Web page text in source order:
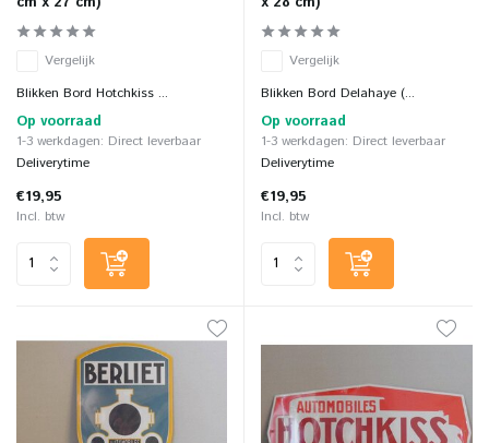
Vergelijk
Blikken Bord Hotchkiss ...
Op voorraad
1-3 werkdagen: Direct leverbaar
Deliverytime
€19,95
Incl. btw
Vergelijk
Blikken Bord Delahaye (...
Op voorraad
1-3 werkdagen: Direct leverbaar
Deliverytime
€19,95
Incl. btw